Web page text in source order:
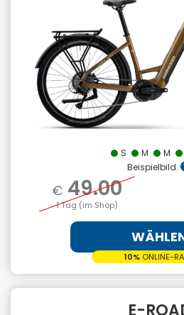
S M M
Beispielbild.
€ 49.00
1 Tag (im Shop)
10%ONLINE-
E-